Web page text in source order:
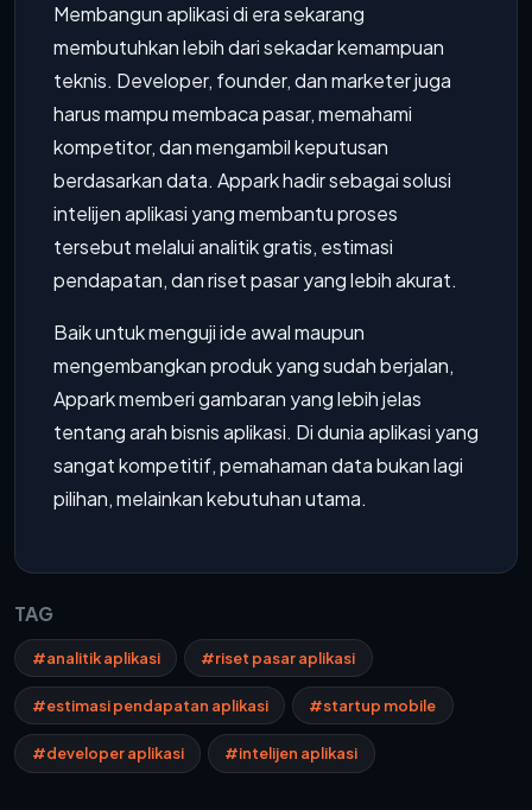
Membangun aplikasi di era sekarang
membutuhkan lebih dari sekadar kemampuan
teknis. Developer, founder, dan marketer juga
harus mampu membaca pasar, memahami
kompetitor, dan mengambil keputusan
berdasarkan data. Appark hadir sebagai solusi
intelijen aplikasi yang membantu proses
tersebut melalui analitik gratis, estimasi
pendapatan, dan riset pasar yang lebih akurat.
Baik untuk menguji ide awal maupun
mengembangkan produk yang sudah berjalan,
Appark memberi gambaran yang lebih jelas
tentang arah bisnis aplikasi. Di dunia aplikasi yang
sangat kompetitif, pemahaman data bukan lagi
pilihan, melainkan kebutuhan utama.
TAG
#analitik aplikasi #riset pasar aplikasi
#estimasi pendapatan aplikasi #startup mobile
#developer aplikasi #intelijen aplikasi